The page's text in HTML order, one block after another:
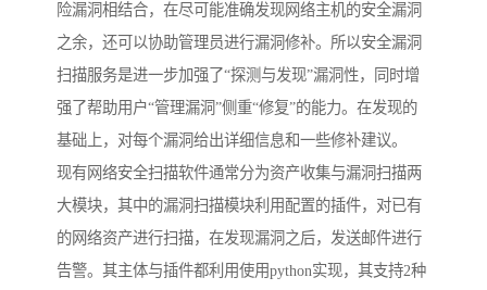
险漏洞相结合，在尽可能准确发现网络主机的安全漏洞
之余，还可以协助管理员进行漏洞修补。所以安全漏洞
扫描服务是进一步加强了“探测与发现”漏洞性，同时增
强了帮助用户“管理漏洞”侧重“修复”的能力。在发现的
基础上，对每个漏洞给出详细信息和一些修补建议。
现有网络安全扫描软件通常分为资产收集与漏洞扫描两
大模块，其中的漏洞扫描模块利用配置的插件，对已有
的网络资产进行扫描，在发现漏洞之后，发送邮件进行
告警。其主体与插件都利用使用python实现，其支持2种